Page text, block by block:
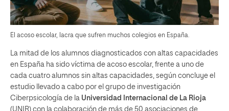
El acoso escolar, lacra que sufren muchos colegios en España.
La mitad de los alumnos diagnosticados con altas capacidades
en España ha sido víctima de acoso escolar, frente a uno de
cada cuatro alumnos sin altas capacidades, según concluye el
estudio llevado a cabo por el grupo de investigación
Ciberpsicología de la Universidad Internacional de La Rioja
(UNIR) con la colaboración de más de 50 asociaciones de